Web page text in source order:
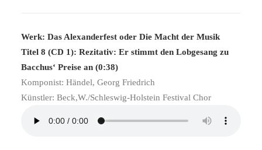
Werk: Das Alexanderfest oder Die Macht der Musik
Titel 8 (CD 1): Rezitativ: Er stimmt den Lobgesang zu
Bacchus‘ Preise an (0:38)
Komponist: Händel, Georg Friedrich
Künstler: Beck,W./Schleswig-Holstein Festival Chor